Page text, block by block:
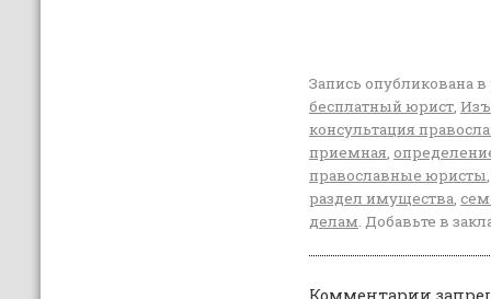
Запись опубликована
бесплатный юрист,
консультация
приемная,
православные юристы
раздел имущества,
делам. Добавьте в
Комментарии